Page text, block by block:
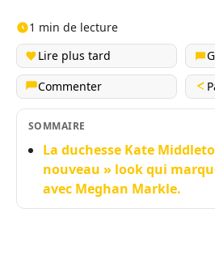
1 min de lecture
Lire plus tard
Commenter
SOMMAIRE
La duchesse Kate
nouveau » look qui
avec Meghan Markle.